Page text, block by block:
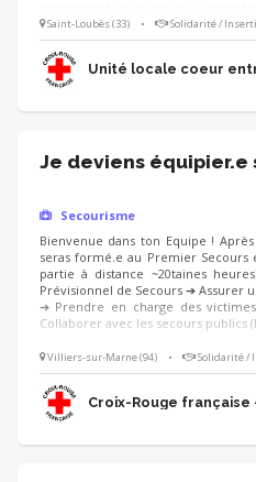
Saint-Loubès (33) • Solidarité /
Unité locale coeur
Je deviens
Secourisme
Bienvenue dans ton Equipe !
seras formé.e au Premier
partie à distance ~20taines
Prévisionnel de Secours ➔ Assurer
➔ Prendre en charge des
Collaborer avec les secours publics
Villiers-sur-Marne (94) • Solidarité /
Croix-Rouge française